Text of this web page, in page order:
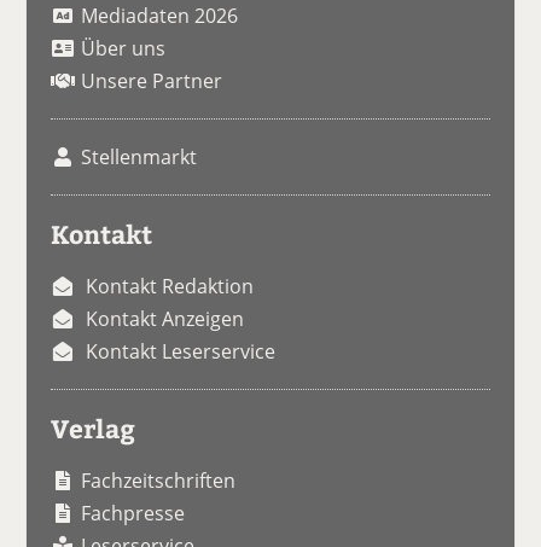
Mediadaten 2026
Über uns
Unsere Partner
Stellenmarkt
Kontakt
Kontakt Redaktion
Kontakt Anzeigen
Kontakt Leserservice
Verlag
Fachzeitschriften
Fachpresse